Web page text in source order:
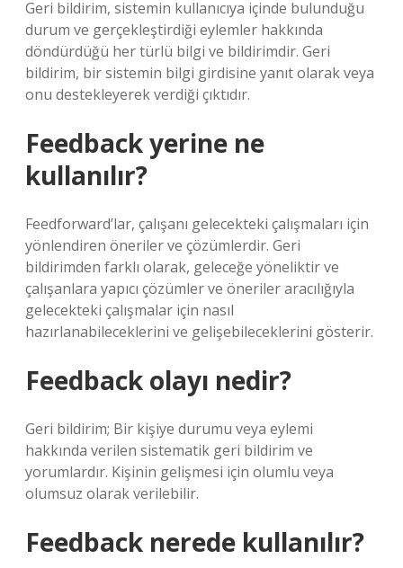
Geri bildirim, sistemin kullanıcıya içinde bulunduğu
durum ve gerçekleştirdiği eylemler hakkında
döndürdüğü her türlü bilgi ve bildirimdir. Geri
bildirim, bir sistemin bilgi girdisine yanıt olarak veya
onu destekleyerek verdiği çıktıdır.
Feedback yerine ne
kullanılır?
Feedforward’lar, çalışanı gelecekteki çalışmaları için
yönlendiren öneriler ve çözümlerdir. Geri
bildirimden farklı olarak, geleceğe yöneliktir ve
çalışanlara yapıcı çözümler ve öneriler aracılığıyla
gelecekteki çalışmalar için nasıl
hazırlanabileceklerini ve gelişebileceklerini gösterir.
Feedback olayı nedir?
Geri bildirim; Bir kişiye durumu veya eylemi
hakkında verilen sistematik geri bildirim ve
yorumlardır. Kişinin gelişmesi için olumlu veya
olumsuz olarak verilebilir.
Feedback nerede kullanılır?